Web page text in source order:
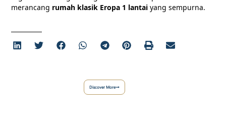
merancang rumah klasik Eropa 1 lantai yang sempurna.
Discover More